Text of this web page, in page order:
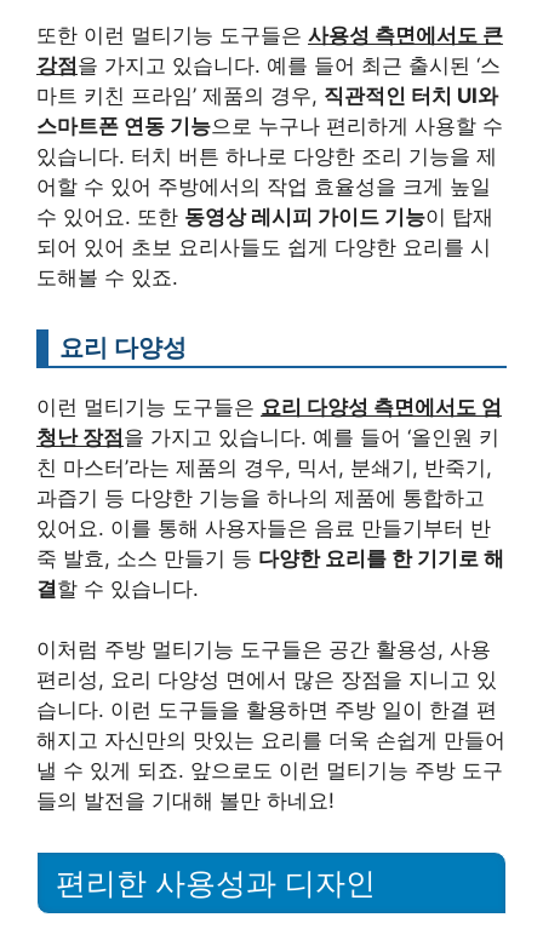
또한 이런 멀티기능 도구들은 사용성 측면에서도 큰
강점을 가지고 있습니다. 예를 들어 최근 출시된 ‘스
마트 키친 프라임’ 제품의 경우, 직관적인 터치 UI와
스마트폰 연동 기능으로 누구나 편리하게 사용할 수
있습니다. 터치 버튼 하나로 다양한 조리 기능을 제
어할 수 있어 주방에서의 작업 효율성을 크게 높일
수 있어요. 또한 동영상 레시피 가이드 기능이 탑재
되어 있어 초보 요리사들도 쉽게 다양한 요리를 시
도해볼 수 있죠.
요리 다양성
이런 멀티기능 도구들은 요리 다양성 측면에서도 엄
청난 장점을 가지고 있습니다. 예를 들어 ‘올인원 키
친 마스터’라는 제품의 경우, 믹서, 분쇄기, 반죽기,
과즙기 등 다양한 기능을 하나의 제품에 통합하고
있어요. 이를 통해 사용자들은 음료 만들기부터 반
죽 발효, 소스 만들기 등 다양한 요리를 한 기기로 해
결할 수 있습니다.
이처럼 주방 멀티기능 도구들은 공간 활용성, 사용
편리성, 요리 다양성 면에서 많은 장점을 지니고 있
습니다. 이런 도구들을 활용하면 주방 일이 한결 편
해지고 자신만의 맛있는 요리를 더욱 손쉽게 만들어
낼 수 있게 되죠. 앞으로도 이런 멀티기능 주방 도구
들의 발전을 기대해 볼만 하네요!
편리한 사용성과 디자인